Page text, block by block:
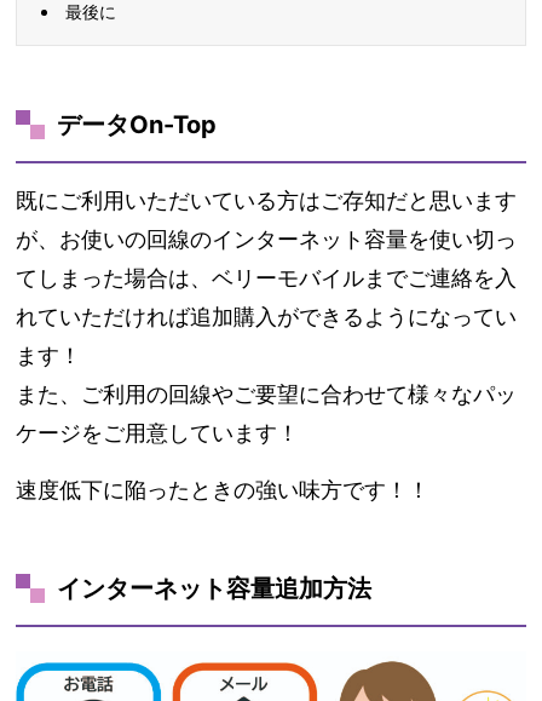
最後に
データOn-Top
既にご利用いただいている方はご存知だと思います
が、お使いの回線のインターネット容量を使い切っ
てしまった場合は、ベリーモバイルまでご連絡を入
れていただければ追加購入ができるようになってい
ます！
また、ご利用の回線やご要望に合わせて様々なパッ
ケージをご用意しています！
速度低下に陥ったときの強い味方です！！
インターネット容量追加方法